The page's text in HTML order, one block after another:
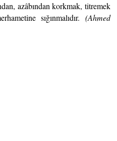
azâbından korkmak, titremek
sığınmalıdır. (Ahmed